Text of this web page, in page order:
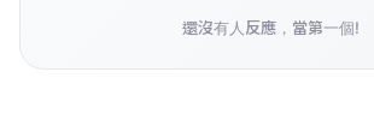
還沒有人反應，當第一個!